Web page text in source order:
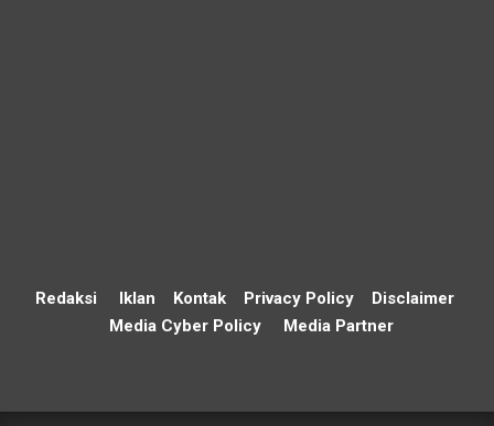
Redaksi Iklan Kontak Privacy Policy
Disclaimer
Media Cyber Policy
Media Partner